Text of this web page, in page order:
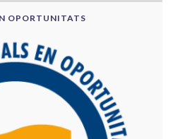
OPORTUNITATS